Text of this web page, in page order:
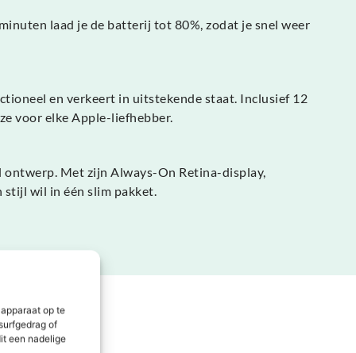
op te
of
een nadelige
laad je de batterij tot 80%, zodat je snel weer
en verkeert in uitstekende staat. Inclusief 12
voor elke Apple-liefhebber.
Met zijn Always-On Retina-display,
stijl wil in één slim pakket.